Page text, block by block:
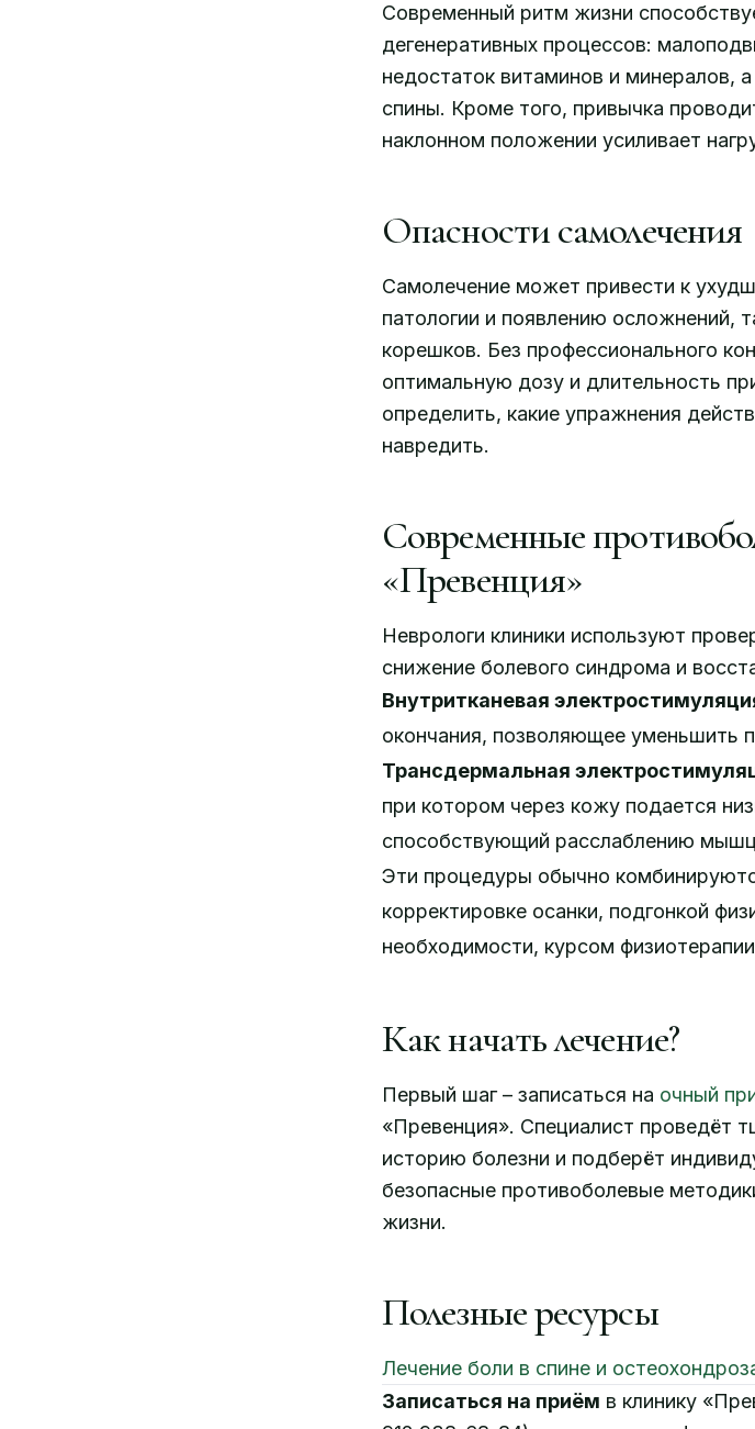
Современный ритм жизни
дегенеративных процессов:
недостаток витаминов и минералов,
спины. Кроме того, привычка
наклонном положении усиливает
Опасности самолечения
Самолечение может привести к
патологии и появлению осложнений,
корешков. Без профессионального
оптимальную дозу и длительность
определить, какие упражнения
навредить.
Современные
«Превенция»
Неврологи клиники используют
снижение болевого синдрома и
Внутритканевая
окончания, позволяющее уменьшить
Трансдермальная
при котором через кожу подается
способствующий расслаблению
Эти процедуры обычно
корректировке осанки, подгонкой
необходимости, курсом
Как начать лечение?
Первый шаг – записаться на очный
«Превенция». Специалист проведёт
историю болезни и подберёт
безопасные противоболевые
жизни.
Полезные ресурсы
Лечение боли в спине и
Записаться на приём в клинику